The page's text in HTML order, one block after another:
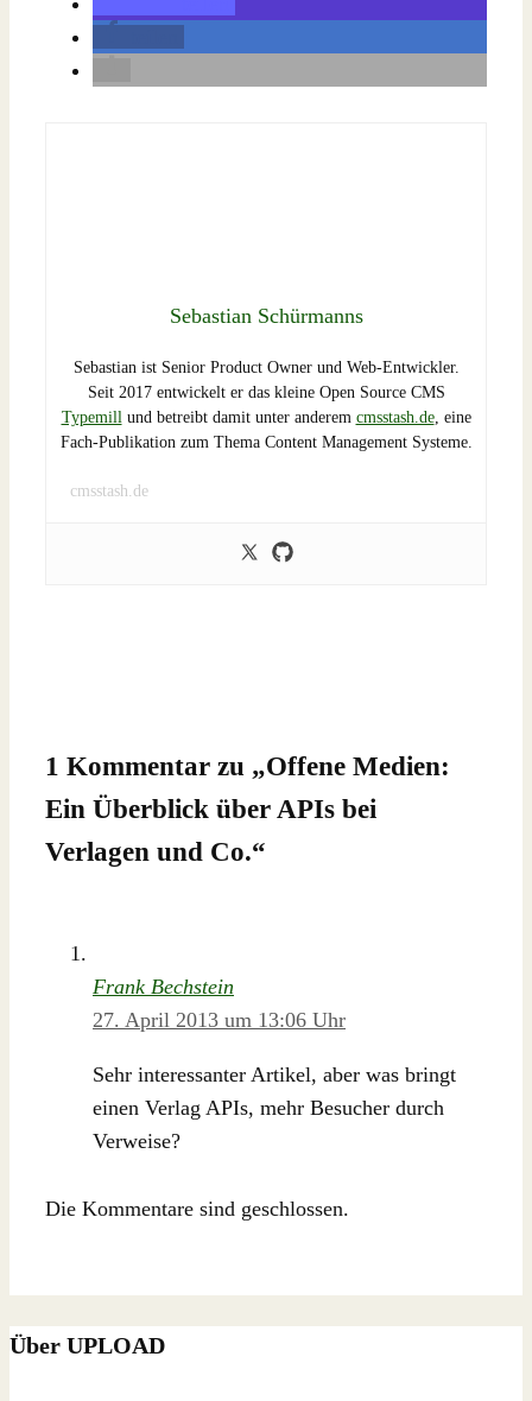
Sebastian Schürmanns
Sebastian ist Senior Product Owner und Web-Entwickler.
Seit 2017 entwickelt er das kleine Open Source CMS
Typemillund betreibt damit unter anderem cmsstash.de, eine
Fach-Publikation zum Thema Content Management Systeme.
cmsstash.de
1 Kommentar zu „Offene Medien:
Ein Überblick über APIs bei
Verlagen und Co.“
Frank Bechstein
27. April 2013 um 13:06 Uhr
Sehr interessanter Artikel, aber was bringt
einen Verlag APIs, mehr Besucher durch
Verweise?
Die Kommentare sind geschlossen.
Über UPLOAD